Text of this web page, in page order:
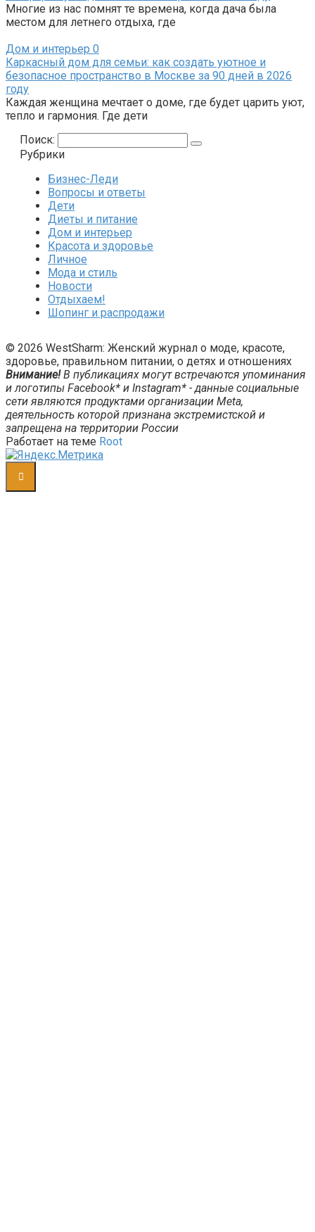
Многие из нас помнят те времена, когда дача была
местом для летнего отдыха, где
Дом и интерьер 0
Каркасный дом для семьи: как создать уютное и
безопасное пространство в Москве за 90 дней в 2026
году
Каждая женщина мечтает о доме, где будет царить уют,
тепло и гармония. Где дети
Поиск:
Рубрики
Бизнес-Леди
Вопросы и ответы
Дети
Диеты и питание
Дом и интерьер
Красота и здоровье
Личное
Мода и стиль
Новости
Отдыхаем!
Шопинг и распродажи
© 2026 WestSharm: Женский журнал о моде, красоте,
здоровье, правильном питании, о детях и отношениях
Внимание!В публикациях могут встречаются упоминания
и логотипы Facebook* и Instagram* - данные социальные
сети являются продуктами организации Meta,
деятельность которой признана экстремистской и
запрещена на территории России
Работает на теме Root